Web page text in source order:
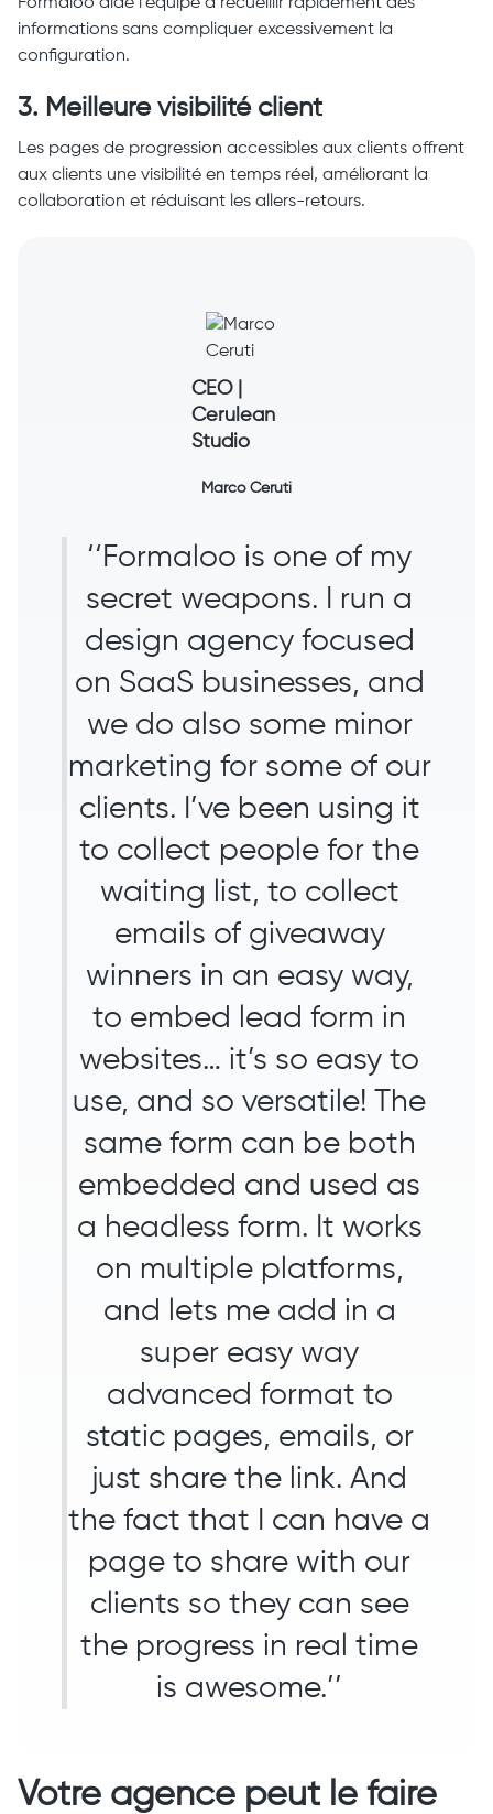
informations sans compliquer excessivement la
configuration.
3. Meilleure visibilité client
Les pages de progression accessibles aux clients offrent
aux clients une visibilité en temps réel, améliorant la
collaboration et réduisant les allers-retours.
CEO |
Cerulean
Studio
Marco Ceruti
‘‘Formaloo is one of my
secret weapons. I run a
design agency focused
on SaaS businesses, and
we do also some minor
marketing for some of our
clients. I’ve been using it
to collect people for the
waiting list, to collect
emails of giveaway
winners in an easy way,
to embed lead form in
websites… it’s so easy to
use, and so versatile! The
same form can be both
embedded and used as
a headless form. It works
on multiple platforms,
and lets me add in a
super easy way
advanced format to
static pages, emails, or
just share the link. And
the fact that I can have a
page to share with our
clients so they can see
the progress in real time
is awesome.’’
Votre agence peut le faire